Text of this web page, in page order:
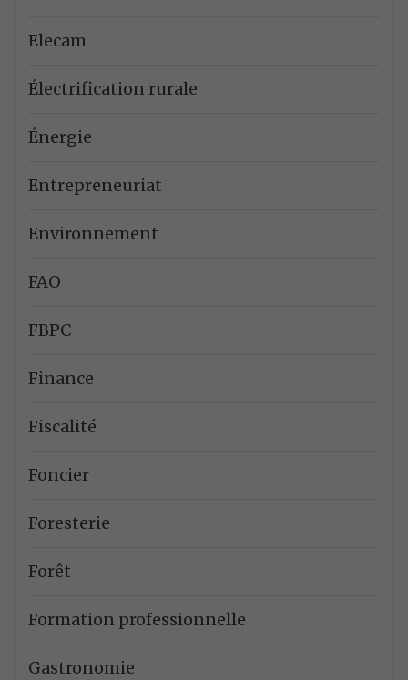
Elecam
Électrification rurale
Énergie
Entrepreneuriat
Environnement
FAO
FBPC
Finance
Fiscalité
Foncier
Foresterie
Forêt
Formation professionnelle
Gastronomie